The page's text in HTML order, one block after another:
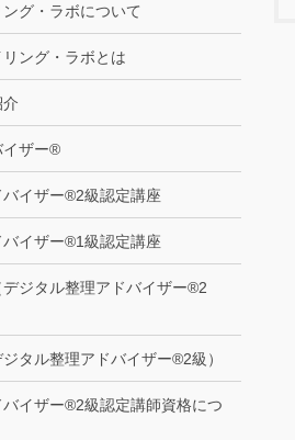
グ・ラボについて
ング・ラボとは
イザー®
イザー®2級認定講座
イザー®1級認定講座
ジタル整理アドバイザー®2
タル整理アドバイザー®2級）
イザー®2級認定講師資格につ